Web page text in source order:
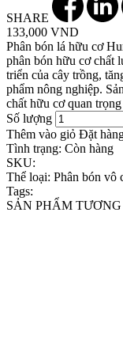
SHARE
133,000 VND
Phân bón lá hữu cơ
phân bón hữu cơ chất
triển của cây trồng,
phẩm nông nghiệp.
chất hữu cơ quan
Số lượng
Thêm vào giỏ Đặt
Tình trạng: Còn hàng
SKU:
Thể loại: Phân bón vô
Tags:
SẢN PHẨM